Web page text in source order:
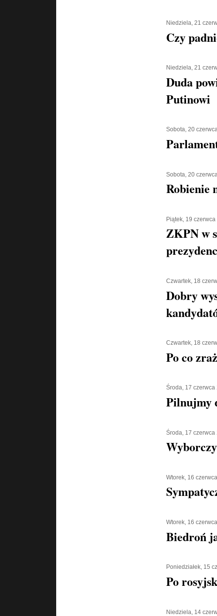
Niedziela, 21
Czy
Niedziela, 21
Duda
Putinowi
Sobota, 20
Sobota, 20
Robienie
Piątek, 19
ZKPN w
Czwartek, 18
Dobry
Czwartek, 18
Po co
Środa, 17 czerwca
Pilnujmy
Środa, 17 czerwca
Wtorek, 16
Wtorek, 16
Biedroń
Poniedziałek, 15
Po
Niedziela, 14